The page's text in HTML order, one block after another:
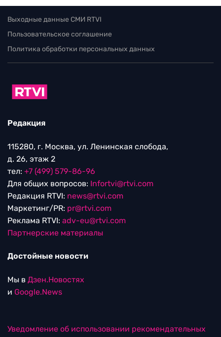
Выходные данные СМИ RTVI
Пользовательское соглашение
Политика обработки персональных данных
Редакция
115280, г. Москва, ул. Ленинская слобода,
д. 26, этаж 2
тел: +7 (499) 579-86-96
Для общих вопросов: Infortvi@rtvi.com
Редакция RTVI: news@rtvi.com
Маркетинг/PR: pr@rtvi.com
Реклама RTVI: adv-eu@rtvi.com
Партнерские материалы
Достойные новости
Мы в Дзен.Новостях
и Google.News
Уведомление об использовании рекомендательных